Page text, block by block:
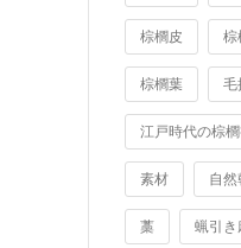
棕櫚皮 棕
棕櫚葉 毛
江戸時代の棕
素材 自然
藁 蝋引き